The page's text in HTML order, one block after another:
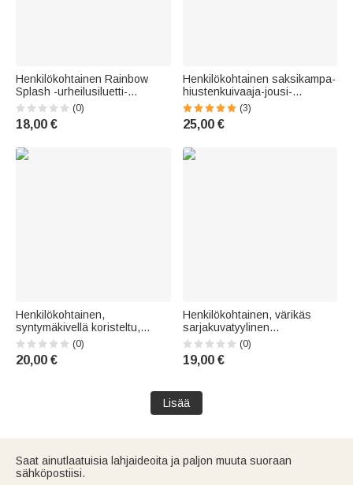
Henkilökohtainen Rainbow
Splash -urheilusiluetti-
akryylinen avaimenperä, jossa
on nimi ja tupsu – joukkueen
syntymäpäivälahja teini-
(0)
18,00 €
Henkilökohtainen saksikampa-
hiustenkuivaaja-jousi-
avaimenperä, jossa on
alkukirjain – syntymäpäivä-,
parturisalonkin avajais- tai
(3)
25,00 €
Henkilökohtainen,
syntymäkivellä koristeltu,
sydämenmuotoinen
ruudukkolippu-kilpa-
avaimenperä, jossa on
naiskilpailijoille ja kilpa-ajon
(0)
20,00 €
Henkilökohtainen, värikäs
sarjakuvatyylinen
lyijykynäteemainen silikoninen
helmillä koristeltu ranneketju-
avaimenperä, jossa on teksti;
päivään tai
syntymäpäivälahjaksi
(0)
19,00 €
Lisää
Saat ainutlaatuisia lahjaideoita ja paljon muuta suoraan
sähköpostiisi.